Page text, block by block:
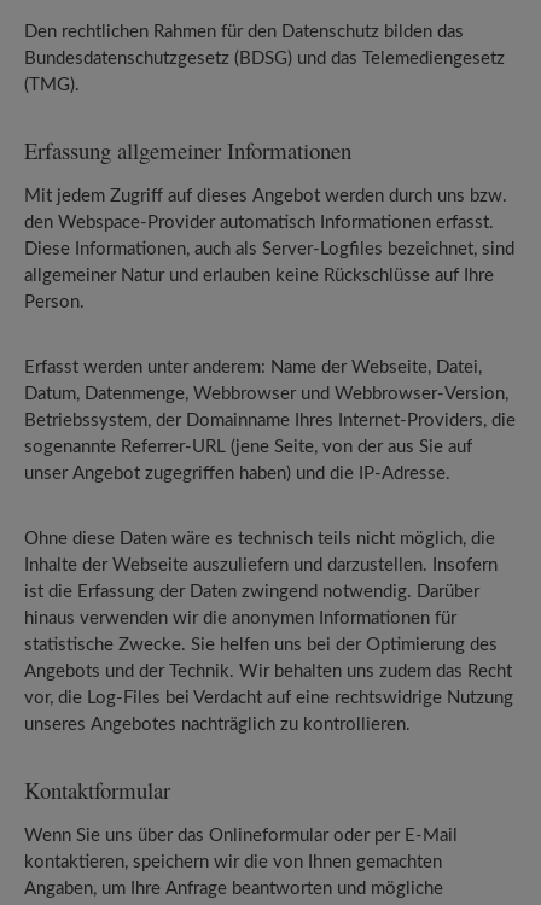
Den rechtlichen Rahmen für den Datenschutz bilden das
Bundesdatenschutzgesetz (BDSG) und das Telemediengesetz
(TMG).
Erfassung allgemeiner Informationen
Mit jedem Zugriff auf dieses Angebot werden durch uns bzw.
den Webspace-Provider automatisch Informationen erfasst.
Diese Informationen, auch als Server-Logfiles bezeichnet, sind
allgemeiner Natur und erlauben keine Rückschlüsse auf Ihre
Person.
Erfasst werden unter anderem: Name der Webseite, Datei,
Datum, Datenmenge, Webbrowser und Webbrowser-Version,
Betriebssystem, der Domainname Ihres Internet-Providers, die
sogenannte Referrer-URL (jene Seite, von der aus Sie auf
unser Angebot zugegriffen haben) und die IP-Adresse.
Ohne diese Daten wäre es technisch teils nicht möglich, die
Inhalte der Webseite auszuliefern und darzustellen. Insofern
ist die Erfassung der Daten zwingend notwendig. Darüber
hinaus verwenden wir die anonymen Informationen für
statistische Zwecke. Sie helfen uns bei der Optimierung des
Angebots und der Technik. Wir behalten uns zudem das Recht
vor, die Log-Files bei Verdacht auf eine rechtswidrige Nutzung
unseres Angebotes nachträglich zu kontrollieren.
Kontaktformular
Wenn Sie uns über das Onlineformular oder per E‑Mail
kontaktieren, speichern wir die von Ihnen gemachten
Angaben, um Ihre Anfrage beantworten und mögliche